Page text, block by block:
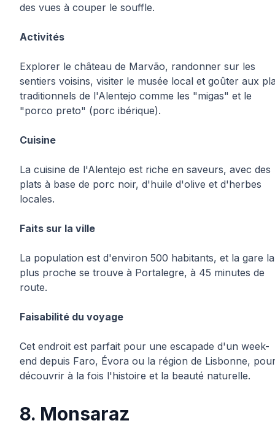
des vues à couper le souffle.
Activités
Explorer le château de Marvão, randonner sur les
sentiers voisins, visiter le musée local et goûter aux
traditionnels de l'Alentejo comme les "migas" et le
"porco preto" (porc ibérique).
Cuisine
La cuisine de l'Alentejo est riche en saveurs, avec des
plats à base de porc noir, d'huile d'olive et d'herbes
locales.
Faits sur la ville
La population est d'environ 500 habitants, et la gare la
plus proche se trouve à Portalegre, à 45 minutes de
route.
Faisabilité du voyage
Cet endroit est parfait pour une escapade d'un week-
end depuis Faro, Évora ou la région de Lisbonne,
découvrir à la fois l'histoire et la beauté naturelle.
8. Monsaraz